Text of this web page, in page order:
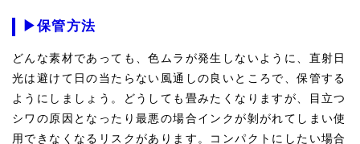
▶保管方法
どんな素材であっても、色ムラが発生しないように、直射日
光は避けて日の当たらない風通しの良いところで、保管する
ようにしましょう。どうしても畳みたくなりますが、目立つ
シワの原因となったり最悪の場合インクが剝がれてしまい使
用できなくなるリスクがあります。コンパクトにしたい場合